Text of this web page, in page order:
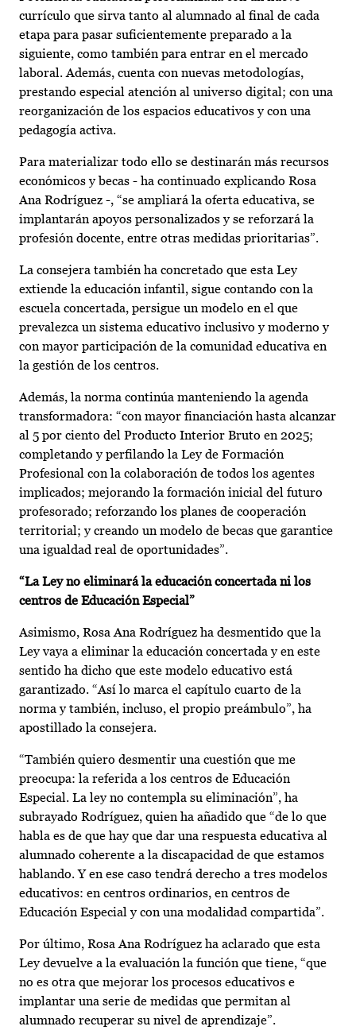
currículo que sirva tanto al alumnado al final de cada
etapa para pasar suficientemente preparado a la
siguiente, como también para entrar en el mercado
laboral. Además, cuenta con nuevas metodologías,
prestando especial atención al universo digital; con una
reorganización de los espacios educativos y con una
pedagogía activa.
Para materializar todo ello se destinarán más recursos
económicos y becas - ha continuado explicando Rosa
Ana Rodríguez -, “se ampliará la oferta educativa, se
implantarán apoyos personalizados y se reforzará la
profesión docente, entre otras medidas prioritarias”.
La consejera también ha concretado que esta Ley
extiende la educación infantil, sigue contando con la
escuela concertada, persigue un modelo en el que
prevalezca un sistema educativo inclusivo y moderno y
con mayor participación de la comunidad educativa en
la gestión de los centros.
Además, la norma continúa manteniendo la agenda
transformadora: “con mayor financiación hasta alcanzar
al 5 por ciento del Producto Interior Bruto en 2025;
completando y perfilando la Ley de Formación
Profesional con la colaboración de todos los agentes
implicados; mejorando la formación inicial del futuro
profesorado; reforzando los planes de cooperación
territorial; y creando un modelo de becas que garantice
una igualdad real de oportunidades”.
“La Ley no eliminará la educación concertada ni los
centros de Educación Especial”
Asimismo, Rosa Ana Rodríguez ha desmentido que la
Ley vaya a eliminar la educación concertada y en este
sentido ha dicho que este modelo educativo está
garantizado. “Así lo marca el capítulo cuarto de la
norma y también, incluso, el propio preámbulo”, ha
apostillado la consejera.
“También quiero desmentir una cuestión que me
preocupa: la referida a los centros de Educación
Especial. La ley no contempla su eliminación”, ha
subrayado Rodríguez, quien ha añadido que “de lo que
habla es de que hay que dar una respuesta educativa al
alumnado coherente a la discapacidad de que estamos
hablando. Y en ese caso tendrá derecho a tres modelos
educativos: en centros ordinarios, en centros de
Educación Especial y con una modalidad compartida”.
Por último, Rosa Ana Rodríguez ha aclarado que esta
Ley devuelve a la evaluación la función que tiene, “que
no es otra que mejorar los procesos educativos e
implantar una serie de medidas que permitan al
alumnado recuperar su nivel de aprendizaje”.